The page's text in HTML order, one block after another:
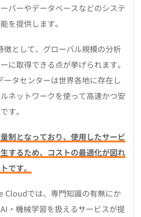
バーやデータベースなどのシステ
を提供します。
として、グローバル規模の分析
に取得できる点が挙げられます。
タセンターは世界各地に存在し
ネットワークを使って高速かつ安
す。
制となっており、使用したサービ
するため、コストの最適化が図れ
です。
Cloudでは、専門知識の有無にか
・機械学習を扱えるサービスが提